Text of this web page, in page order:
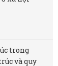
trong
và quy